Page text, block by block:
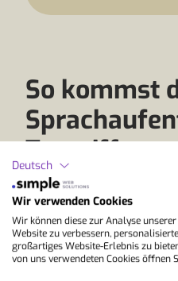
So kommst
Teneriffa
Die Anreise erfolgt
verfügt über zwei
Teneriffa Süd (TFS)
Beide Flughäfen
Deutsch
Wir verwenden Cookies
Wir können diese zur Analyse
Website zu verbessern,
großartiges Website-Erlebnis zu
von uns verwendeten Cookies öffnen